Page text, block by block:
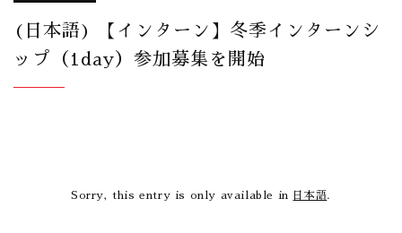
(日本語) 【インターン】冬季インターンシ
ップ（1day）参加募集を開始
Sorry, this entry is only available in 日本語.